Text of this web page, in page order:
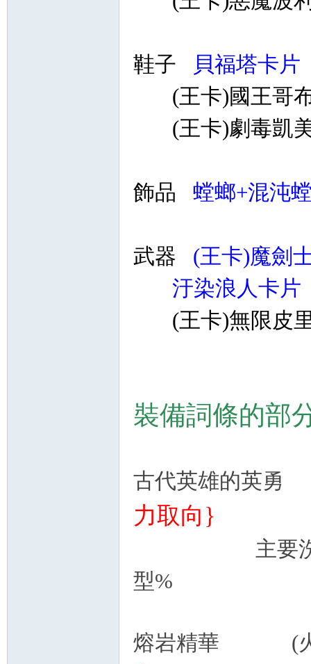
鞋子
貝福塔卡
(王卡)國王哥布
(王卡)劇毒凱美
飾品 螳螂+混
武器 (王卡)魔劍
汙染浪人卡
(王卡)無限皮
裝備詞條的部
古代英雄的英勇
力取向}
主要洗首領
型%
熔岩精華 (火